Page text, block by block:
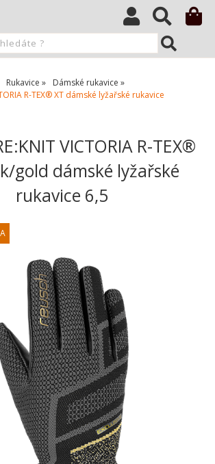
Rukavice
Dámské rukavice
R-TEX® XT dámské lyžařské rukavice
VICTORIA R-TEX®
gold dámské lyžařské
rukavice 6,5